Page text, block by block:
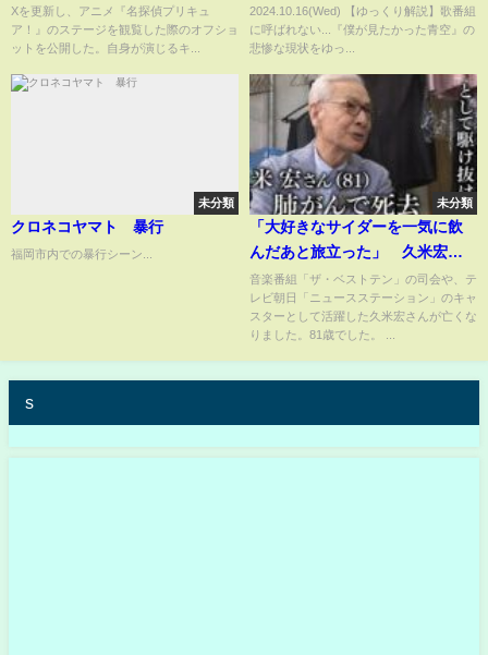
ジ観覧報告に「Wアルカナや」と
反響(ABEMA TIMES)
Xを更新し、アニメ『名探偵プリキュ
ア！』のステージを観覧した際のオフショ
ットを公開した。自身が演じるキ...
2024.10.16(Wed) 【ゆっくり解説】歌番組
に呼ばれない...『僕が見たかった青空』の
悲惨な現状をゆっ...
未分類
クロネコヤマト 暴行
福岡市内での暴行シーン...
未分類
「大好きなサイダーを一気に飲
んだあと旅立った」 久米宏さ
ん（81）肺がんで死去 阪神淡
路大震災から25年目 自ら足を
運び現場を取材
音楽番組「ザ・ベストテン」の司会や、テ
レビ朝日「ニュースステーション」のキャ
スターとして活躍した久米宏さんが亡くな
りました。81歳でした。 ...
s